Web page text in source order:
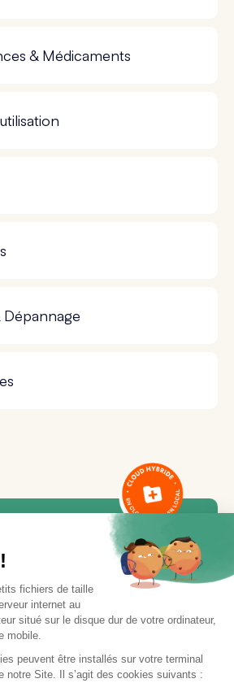
& Médicaments
ou d'une
pour vous accompagner.
support via le bouton «
», en indiquant votre demande
ou appelez-nous